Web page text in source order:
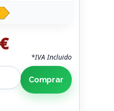
*IVA Incluido
Comprar